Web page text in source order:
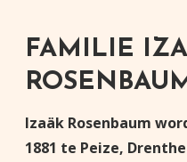
FAMILIE
Izaäk Rosenbaum
1881 te Peize,